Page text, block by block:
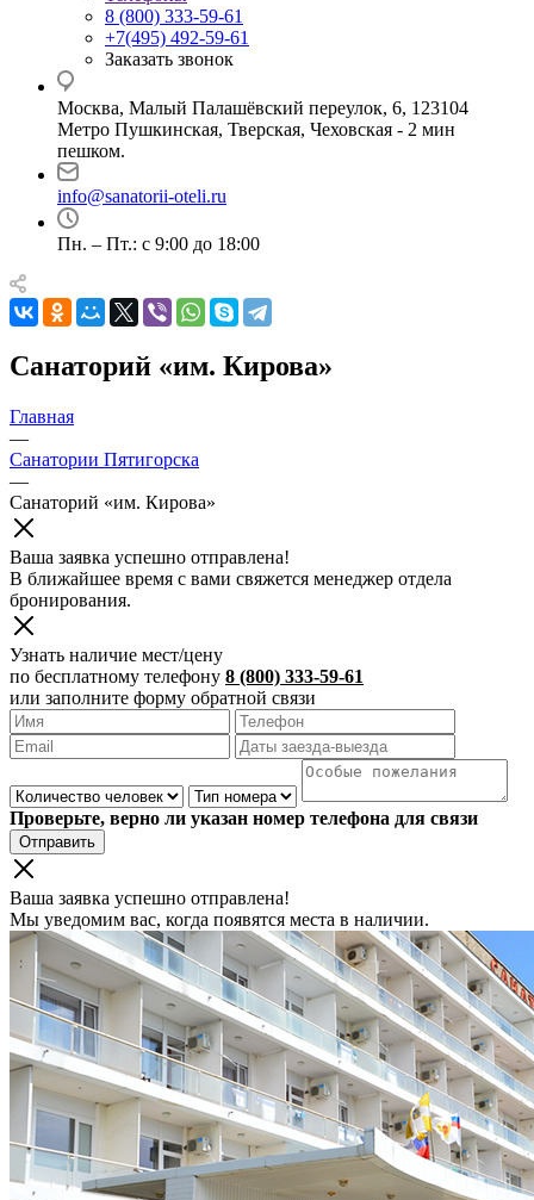
8 (800) 333-59-61
+7(495) 492-59-61
Заказать звонок
Москва, Малый Палашёвский переулок, 6, 123104
Метро Пушкинская, Тверская, Чеховская - 2 мин
пешком.
info@sanatorii-oteli.ru
Пн. – Пт.: с 9:00 до 18:00
Санаторий «им. Кирова»
Главная
—
Санатории Пятигорска
—
Санаторий «им. Кирова»
Ваша заявка успешно отправлена!
В ближайшее время с вами свяжется менеджер отдела
бронирования.
Узнать наличие мест/цену
по бесплатному телефону 8 (800) 333-59-61
или заполните форму обратной связи
Проверьте, верно ли указан номер телефона для связи
Отправить
Ваша заявка успешно отправлена!
Мы уведомим вас, когда появятся места в наличии.